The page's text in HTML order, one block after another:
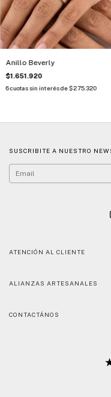
Anillo Beverly
$1.651.920
6cuotas sin interés de$275.320
SUSCRIBITE A NUESTRO
ATENCIÓN AL CLIENTE
ALIANZAS ARTESANALES
CONTACTÁNOS